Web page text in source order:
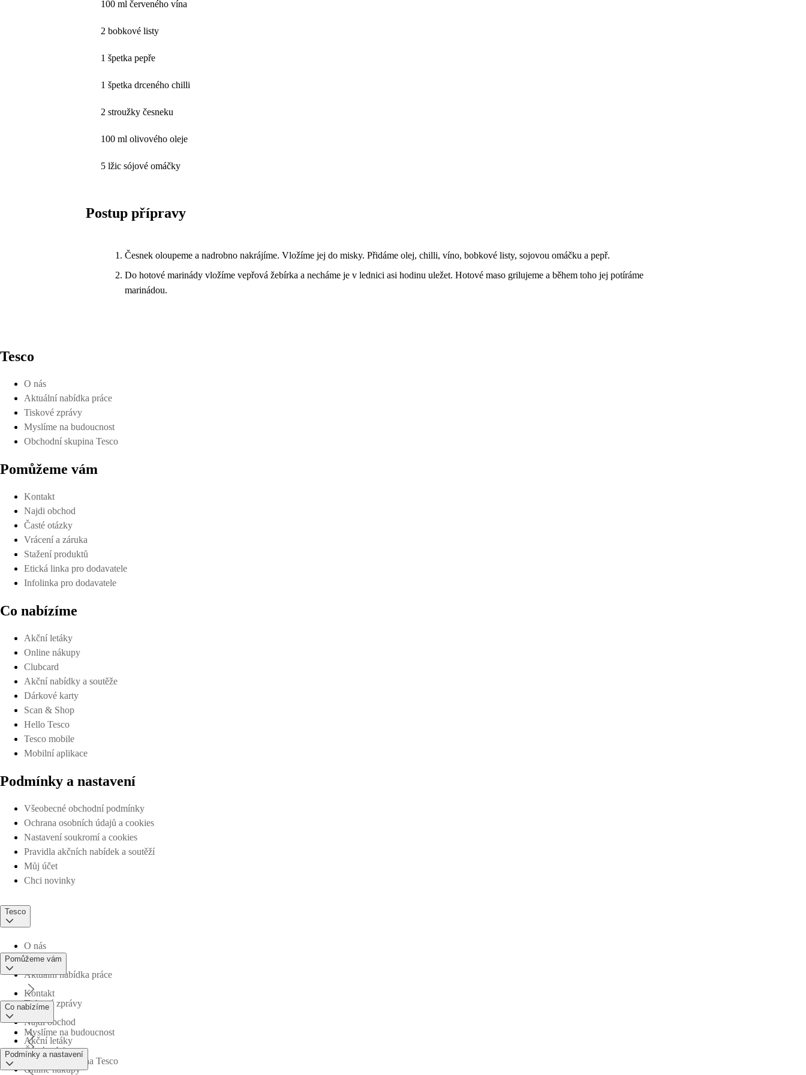
100 ml červeného vína
2 bobkové listy
1 špetka pepře
1 špetka drceného chilli
2 stroužky česneku
100 ml olivového oleje
5 lžic sójové omáčky
Postup přípravy
Česnek oloupeme a nadrobno nakrájíme. Vložíme jej do misky. Přidáme olej, chilli, víno, bobkové listy, sojovou omáčku a pepř.
Do hotové marinády vložíme vepřová žebírka a necháme je v lednici asi hodinu uležet. Hotové maso grilujeme a během toho jej potíráme
marinádou.
Tesco
O nás
Aktuální nabídka práce
Tiskové zprávy
Myslíme na budoucnost
Obchodní skupina Tesco
Pomůžeme vám
Kontakt
Najdi obchod
Časté otázky
Vrácení a záruka
Stažení produktů
Etická linka pro dodavatele
Infolinka pro dodavatele
Co nabízíme
Akční letáky
Online nákupy
Clubcard
Akční nabídky a soutěže
Dárkové karty
Scan & Shop
Hello Tesco
Tesco mobile
Mobilní aplikace
Podmínky a nastavení
Všeobecné obchodní podmínky
Ochrana osobních údajů a cookies
Nastavení soukromí a cookies
Pravidla akčních nabídek a soutěží
Můj účet
Chci novinky
Tesco
O nás
Aktuální nabídka práce
Tiskové zprávy
Myslíme na budoucnost
Obchodní skupina Tesco
Pomůžeme vám
Kontakt
Najdi obchod
Časté otázky
Co nabízíme
Akční letáky
Online nákupy
Podmínky a nastavení